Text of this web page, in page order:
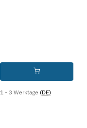
1 - 3 Werktage (DE)